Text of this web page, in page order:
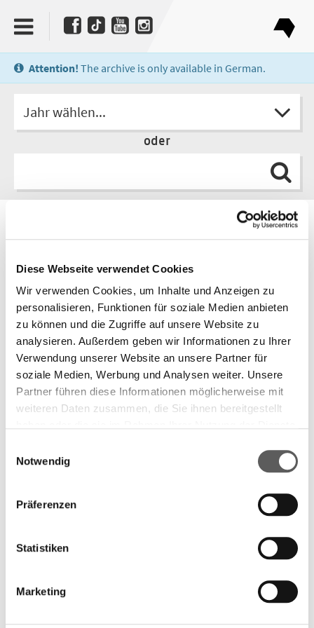
Diese Webseite verwendet Cookies
Wir verwenden Cookies, um Inhalte und Anzeigen zu
personalisieren, Funktionen für soziale Medien anbieten
zu können und die Zugriffe auf unsere Website zu
analysieren. Außerdem geben wir Informationen zu Ihrer
Verwendung unserer Website an unsere Partner für
soziale Medien, Werbung und Analysen weiter. Unsere
Partner führen diese Informationen möglicherweise mit
weiteren Daten zusammen, die Sie ihnen bereitgestellt
unsererDatenschutzerklärung.
Notwendig
Präferenzen
Statistiken
Marketing
Attention! The archive is only available in German.
Jahr wählen...
oder
edition AZUR